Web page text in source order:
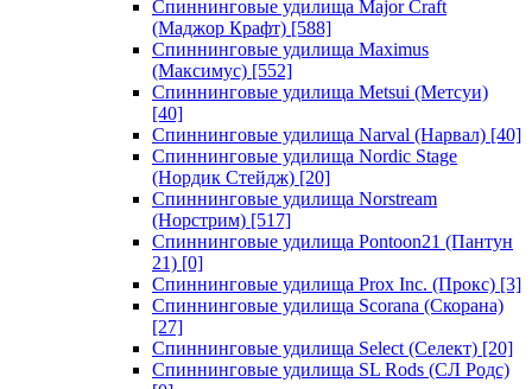
Спиннинговые удилища Major Craft
(Маджор Крафт) [588]
Спиннинговые удилища Maximus
(Максимус) [552]
Спиннинговые удилища Metsui (Метсуи)
[40]
Спиннинговые удилища Narval (Нарвал) [40]
Спиннинговые удилища Nordic Stage
(Нордик Стейдж) [20]
Спиннинговые удилища Norstream
(Норстрим) [517]
Спиннинговые удилища Pontoon21 (Пантун
21) [0]
Спиннинговые удилища Prox Inc. (Прокс) [3]
Спиннинговые удилища Scorana (Скорана)
[27]
Спиннинговые удилища Select (Селект) [20]
Спиннинговые удилища SL Rods (СЛ Родс)